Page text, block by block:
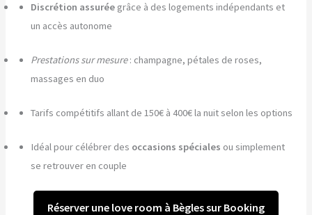
Discrétion assurée grâce à des logements indépendants et
un accès autonome
Prestations sur mesure: champagne, pétales de roses,
massages en duo
Tarifs compétitifs allant de 150€ à 400€ la nuit selon les options
Idéal pour célébrer des occasions spéciales ou simplement
se retrouver en couple
Réserver une love room à Bègles sur Booking